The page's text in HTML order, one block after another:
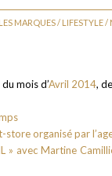
LES MARQUES/ LIFESTYLE/
mois d’Avril 2014,
organisé par
» avec Martine